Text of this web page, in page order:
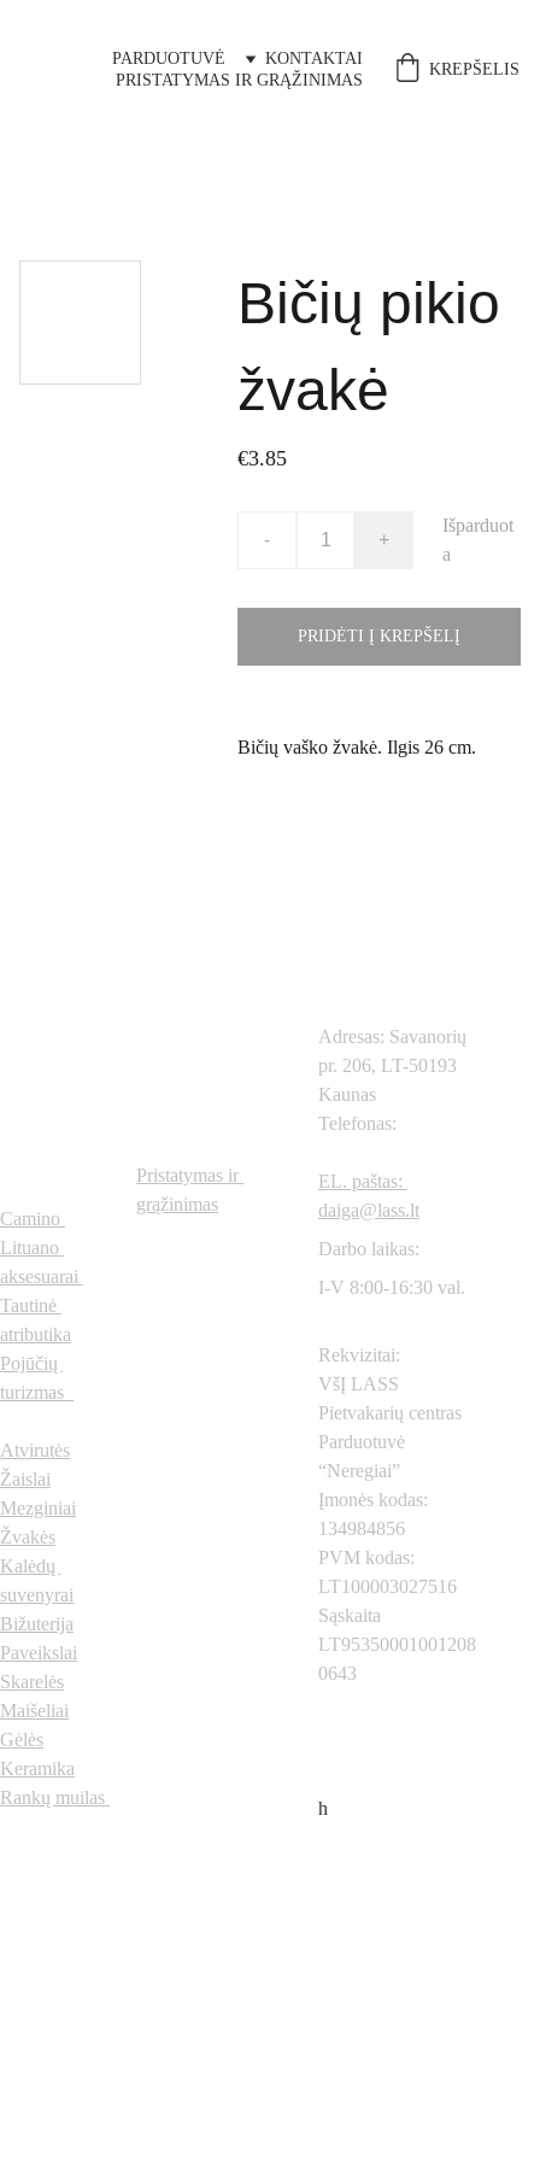
PARDUOTUVĖ
KONTAKTAI
PRISTATYMAS IR GRĄŽINIMAS
KREPŠELIS
Bičių pikio
žvakė
€3.85
- +
Išparduot
a
PRIDĖTI Į KREPŠELĮ
Bičių vaško žvakė. Ilgis 26 cm.
Adresas: Savanorių
pr. 206, LT-50193
Kaunas
Telefonas:
EL. paštas:
daiga@lass.lt
Darbo laikas:
I-V 8:00-16:30 val.
Rekvizitai:
VšĮ LASS
Pietvakarių centras
Parduotuvė
“Neregiai”
Įmonės kodas:
134984856
PVM kodas:
LT100003027516
Sąskaita
LT95350001001208
0643
h
Camino
Lituano
aksesuarai
Tautinė
atributika
Pojūčių
turizmas
Atvirutės
Žaislai
Mezginiai
Žvakės
Kalėdų
suvenyrai
Bižuterija
Paveikslai
Skarelės
Maišeliai
Gėlės
Keramika
Rankų muilas
Pristatymas ir
grąžinimas